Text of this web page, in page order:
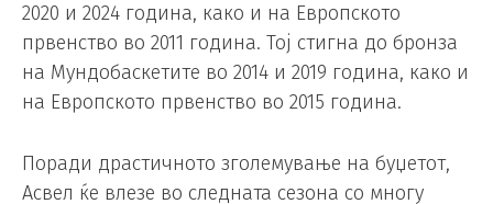
2020 и 2024 година, како и на Европското
првенство во 2011 година. Тој стигна до бронза
на Мундобаскетите во 2014 и 2019 година, како и
на Европското првенство во 2015 година.
Поради драстичното зголемување на буџетот,
Асвел ќе влезе во следната сезона со многу